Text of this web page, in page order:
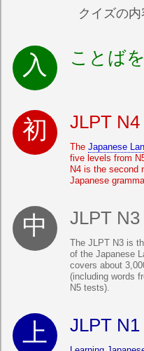
クイズの内
ことば
JLPT
The Japanese
five levels from
N4 is the second
Japanese
JLPT
The JLPT N3 is
of the Japanese
covers about
(including words
N5 tests).
JLPT